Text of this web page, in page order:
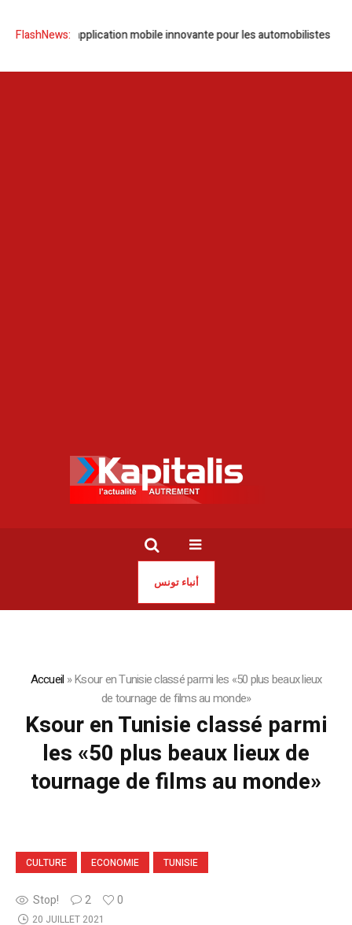
FlashNews:
lance une application mobile innovante pour les automobilistes KIKO
أنباء تونس
Accueil »Ksour en Tunisie classé parmi les «50 plus beaux lieux
de tournage de films au monde»
Ksour en Tunisie classé parmi
les «50 plus beaux lieux de
tournage de films au monde»
CULTURE ECONOMIE TUNISIE
Stop! 2 0
20 JUILLET 2021